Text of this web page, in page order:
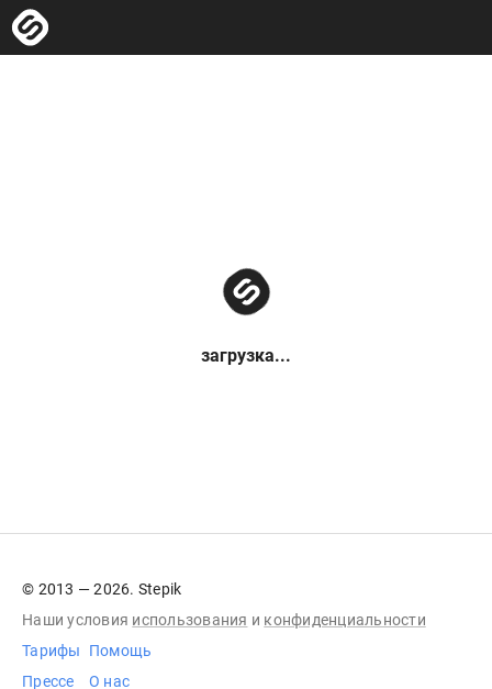
загрузка...
© 2013 — 2026. Stepik
Наши условия использования и конфиденциальности
Тарифы
Прессе
Помощь
О нас